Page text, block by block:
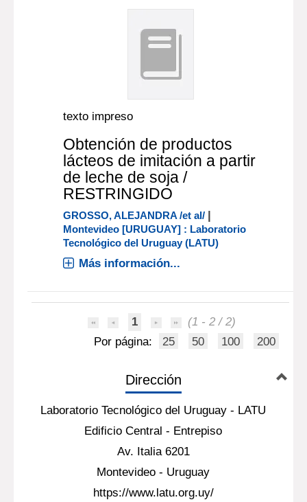
texto impreso
Obtención de productos
lácteos de imitación a partir
de leche de soja /
RESTRINGIDO
GROSSO, ALEJANDRA /et al/ |
Montevideo [URUGUAY] : Laboratorio
Tecnológico del Uruguay (LATU)
Más información...
1
(1 - 2 / 2)
Por página:
25 50 100 200
Dirección
Laboratorio Tecnológico del Uruguay - LATU
Edificio Central - Entrepiso
Av. Italia 6201
Montevideo - Uruguay
https://www.latu.org.uy/